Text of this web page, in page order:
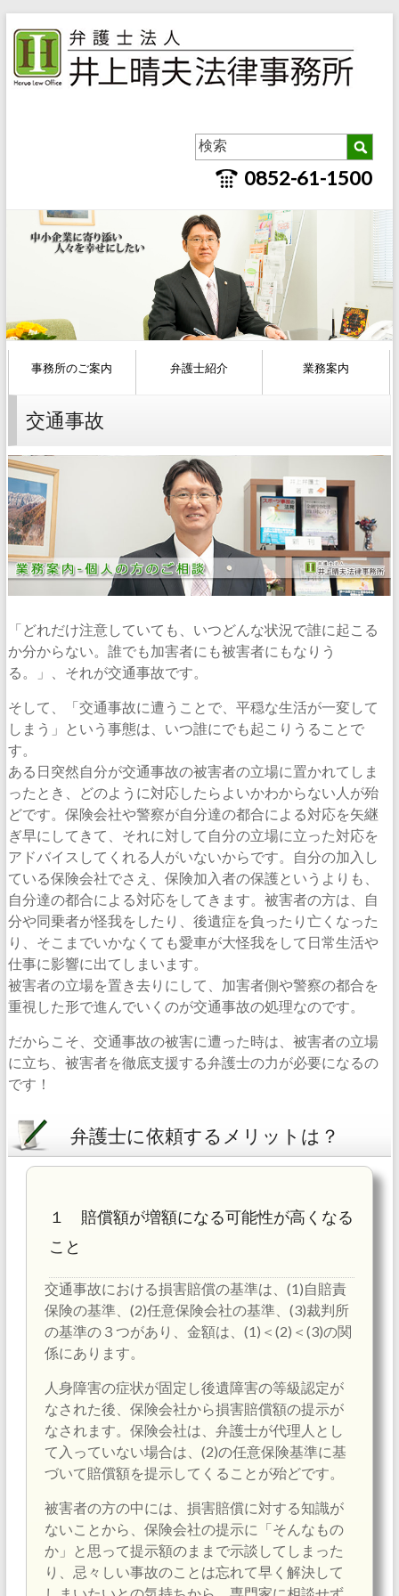
0852-61-1500
事務所のご案内 弁護士紹介 業務案内
交通事故
「どれだけ注意していても、いつどんな状況で誰に起こる
か分からない。誰でも加害者にも被害者にもなりう
る。」、それが交通事故です。
そして、「交通事故に遭うことで、平穏な生活が一変して
しまう」という事態は、いつ誰にでも起こりうることで
す。
ある日突然自分が交通事故の被害者の立場に置かれてしま
ったとき、どのように対応したらよいかわからない人が殆
どです。保険会社や警察が自分達の都合による対応を矢継
ぎ早にしてきて、それに対して自分の立場に立った対応を
アドバイスしてくれる人がいないからです。自分の加入し
ている保険会社でさえ、保険加入者の保護というよりも、
自分達の都合による対応をしてきます。被害者の方は、自
分や同乗者が怪我をしたり、後遺症を負ったり亡くなった
り、そこまでいかなくても愛車が大怪我をして日常生活や
仕事に影響に出てしまいます。
被害者の立場を置き去りにして、加害者側や警察の都合を
重視した形で進んでいくのが交通事故の処理なのです。
だからこそ、交通事故の被害に遭った時は、被害者の立場
に立ち、被害者を徹底支援する弁護士の力が必要になるの
です！
弁護士に依頼するメリットは？
１ 賠償額が増額になる可能性が高くなる
こと
交通事故における損害賠償の基準は、(1)自賠責
保険の基準、(2)任意保険会社の基準、(3)裁判所
の基準の３つがあり、金額は、(1)＜(2)＜(3)の関
係にあります。
人身障害の症状が固定し後遺障害の等級認定が
なされた後、保険会社から損害賠償額の提示が
なされます。保険会社は、弁護士が代理人とし
て入っていない場合は、(2)の任意保険基準に基
づいて賠償額を提示してくることが殆どです。
被害者の方の中には、損害賠償に対する知識が
ないことから、保険会社の提示に「そんなもの
か」と思って提示額のままで示談してしまった
り、忌々しい事故のことは忘れて早く解決して